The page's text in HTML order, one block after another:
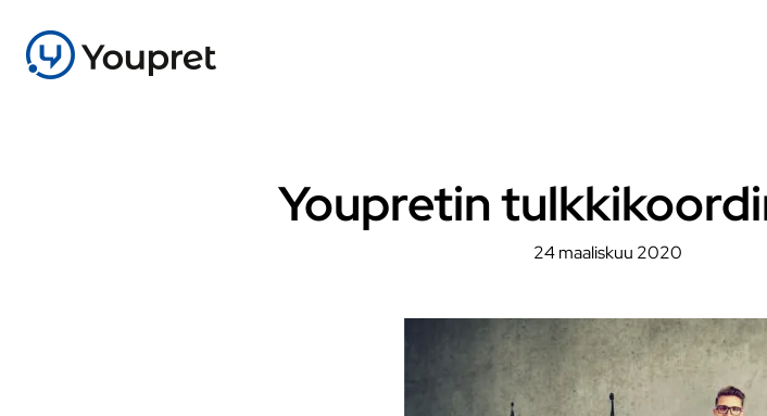
Youpretin
24 maaliskuu 2020